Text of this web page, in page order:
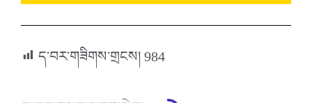
ད་བར་གཟིགས་གྲངས།984